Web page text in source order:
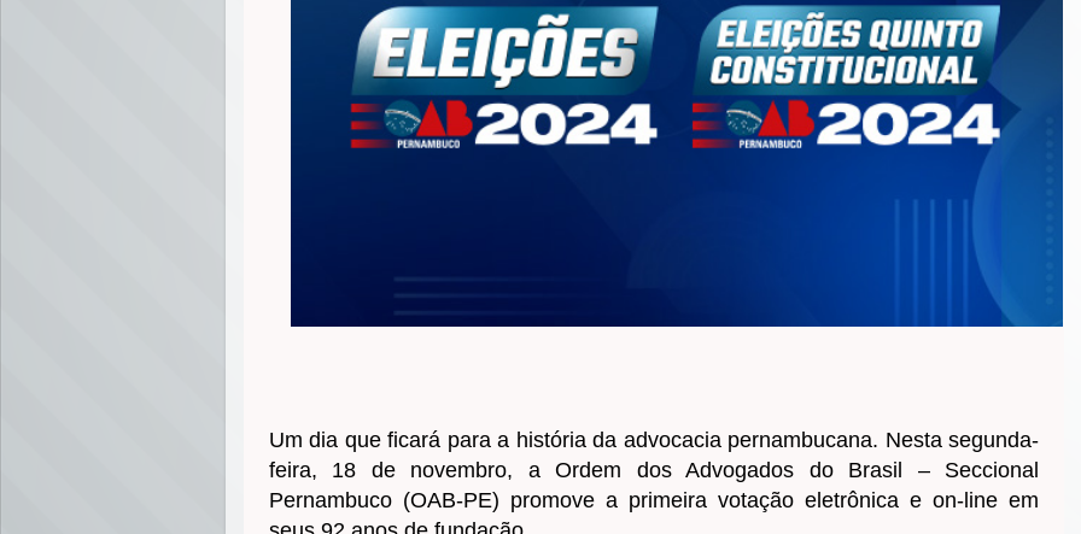
Um dia que ficará para a história da advocacia pernambucana. Nesta segunda-
feira, 18 de novembro, a Ordem dos Advogados do Brasil – Seccional
Pernambuco (OAB-PE) promove a primeira votação eletrônica e on-line em